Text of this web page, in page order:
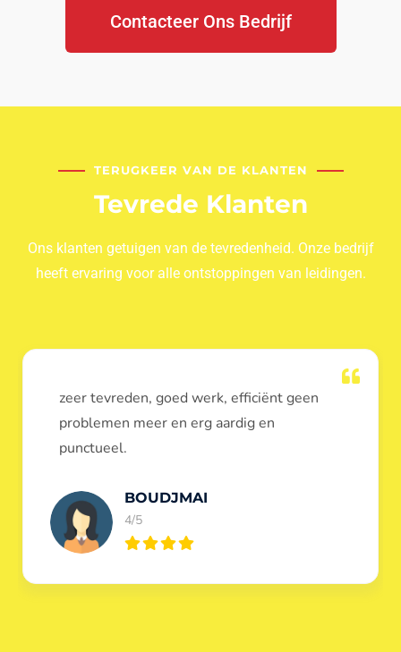
Contacteer Ons Bedrijf
TERUGKEER VAN DE KLANTEN
Tevrede Klanten
Ons klanten getuigen van de tevredenheid. Onze bedrijf
heeft ervaring voor alle ontstoppingen van leidingen.
Dank u voor de ontstopping van wc, werd
heel goed uitgevoerd, door de loodgieters
ontstoppers services janssens.
Eric Garfield
5/5